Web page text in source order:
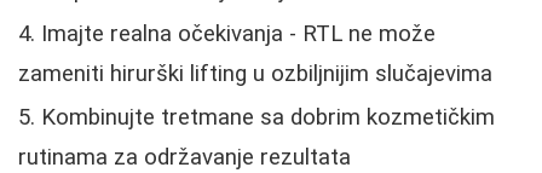
Imajte realna očekivanja - RTL ne može
zameniti hirurški lifting u ozbiljnijim slučajevima
Kombinujte tretmane sa dobrim kozmetičkim
rutinama za održavanje rezultata